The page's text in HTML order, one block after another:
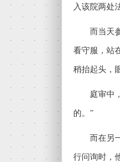
入该院两处
而当天参
看守服，站
稍抬起头，
庭审中，
的。”
而在另一
行问询时，